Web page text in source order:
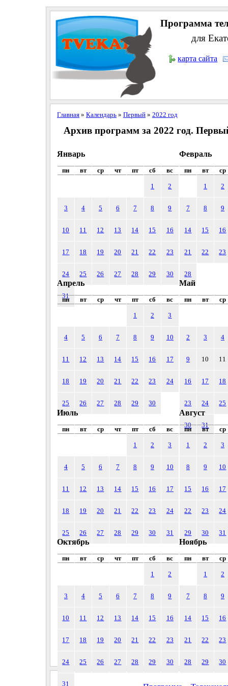
Программа
для
карта сайта
Главная» Календарь» Первый» 2022 год
Архив программ за 2022 год.
Январь
пн вт ср чт пт сб вс
1 2
3 4 5 6 7 8 9
10 11 12 13 14 15 16
17 18 19 20 21 22 23
24 25 26 27 28 29 30
31
Февраль
пн вт ср
1 2
7 8 9
14 15 16
21 22 23
28
Апрель
пн вт ср чт пт сб вс
1 2 3
4 5 6 7 8 9 10
11 12 13 14 15 16 17
18 19 20 21 22 23 24
25 26 27 28 29 30
Май
пн вт ср
2 3 4
9 10 11
16 17 18
23 24 25
30 31
Июль
пн вт ср чт пт сб вс
1 2 3
4 5 6 7 8 9 10
11 12 13 14 15 16 17
18 19 20 21 22 23 24
25 26 27 28 29 30 31
Август
пн вт ср
1 2 3
8 9 10
15 16 17
22 23 24
29 30 31
Октябрь
пн вт ср чт пт сб вс
1 2
3 4 5 6 7 8 9
10 11 12 13 14 15 16
17 18 19 20 21 22 23
24 25 26 27 28 29 30
31
Ноябрь
пн вт ср
1 2
7 8 9
14 15 16
21 22 23
28 29 30